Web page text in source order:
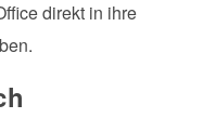
direkt in ihre